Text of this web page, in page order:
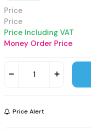
Price
Price
Price Including VAT
Money Order Price
Price Alert